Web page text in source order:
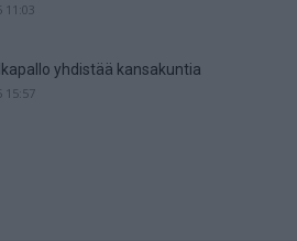
11:03
yhdistää kansakuntia
15:57